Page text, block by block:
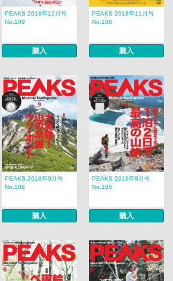
PEAKS 2018年12月号
No.109
購入
PEAKS 2018年11月号
No.108
購入
PEAKS 2018年9月号
No.106
購入
PEAKS 2018年8月号
No.105
購入